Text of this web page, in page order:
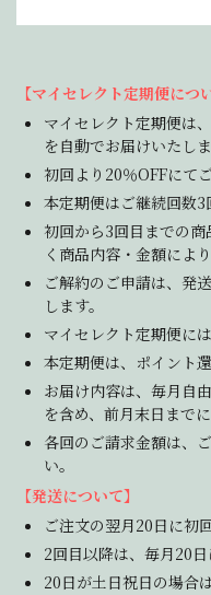
【マイセレクト定期便につ
マイセレクト定期便は
を自動でお届けいたしま
初回より20％OFFにて
本定期便はご継続回数3
初回から3回目までの
く商品内容・金額によ
ご解約のご申請は、発
します。
マイセレクト定期便に
本定期便は、ポイント
お届け内容は、毎月自
を含め、前月末日まで
各回のご請求金額は、
い。
【発送について】
ご注文の翌月20日に初
2回目以降は、毎月20日
20日が土日祝日の場合